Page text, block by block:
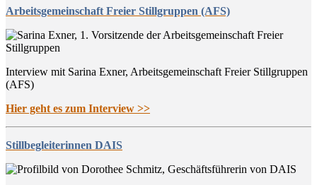
Arbeitsgemeinschaft Freier Stillgruppen (AFS)
Interview mit Sarina Exner, Arbeitsgemeinschaft Freier Stillgruppen
(AFS)
Hier geht es zum Interview >>
Stillbegleiterinnen DAIS